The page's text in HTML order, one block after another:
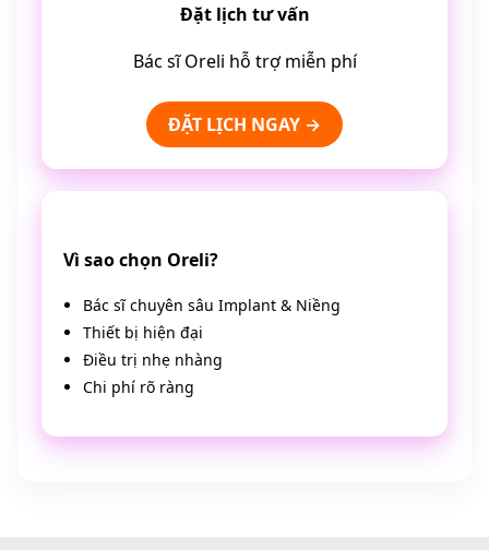
Đặt lịch tư vấn
Bác sĩ Oreli hỗ trợ miễn phí
ĐẶT LỊCH NGAY →
Vì sao chọn Oreli?
Bác sĩ chuyên sâu Implant & Niềng
Thiết bị hiện đại
Điều trị nhẹ nhàng
Chi phí rõ ràng